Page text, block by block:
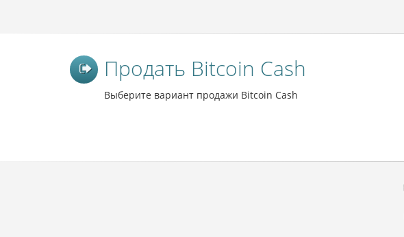
Продать Bitcoin Cash
Выберите вариант продажи Bitcoin Cash